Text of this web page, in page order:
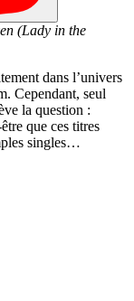
(Lady in the
dans l’univers
Cependant, seul
la question :
que ces titres
singles…